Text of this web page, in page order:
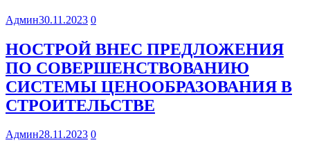
Админ30.11.2023 0
НОСТРОЙ ВНЕС ПРЕДЛОЖЕНИЯ
ПО СОВЕРШЕНСТВОВАНИЮ
СИСТЕМЫ ЦЕНООБРАЗОВАНИЯ В
СТРОИТЕЛЬСТВЕ
Админ28.11.2023 0